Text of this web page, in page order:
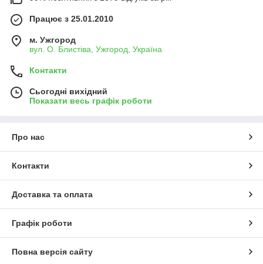
Працює з 25.01.2010
м. Ужгород
вул. О. Блистіва, Ужгород, Україна
Контакти
Сьогодні вихідний
Показати весь графік роботи
Про нас
Контакти
Доставка та оплата
Графік роботи
Повна версія сайту